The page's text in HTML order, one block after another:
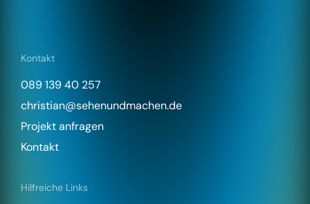
Kontakt
089 139 40 257
christian@sehenundmachen.de
Projekt anfragen
Kontakt
Hilfreiche Links